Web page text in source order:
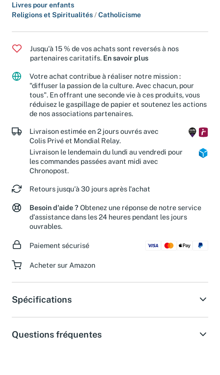
Livres pour enfants
Religions et Spiritualités /Catholicisme
Jusqu'à 15 % de vos achats sont reversés à nos
partenaires caritatifs. En savoir plus
Votre achat contribue à réaliser notre mission :
"diffuser la passion de la culture. Avec chacun, pour
tous". En offrant une seconde vie à ces produits, vous
réduisez le gaspillage de papier et soutenez les actions
de nos associations partenaires.
Livraison estimée en 2 jours ouvrés avec
Colis Privé et Mondial Relay.
Livraison le lendemain du lundi au vendredi pour
les commandes passées avant midi avec
Chronopost.
Retours jusqu'à 30 jours après l'achat
Besoin d'aide ? Obtenez une réponse de notre service
d'assistance dans les 24 heures pendant les jours
ouvrables.
Paiement sécurisé
Acheter sur Amazon
Spécifications
Questions fréquentes